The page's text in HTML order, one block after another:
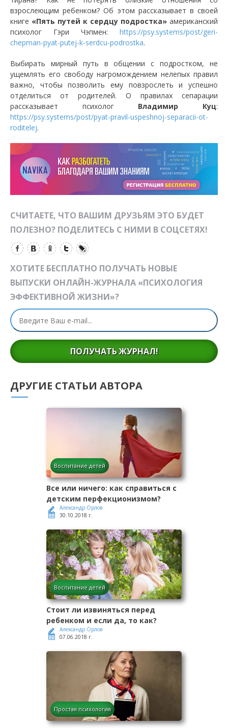
взрослеющим ребенком? Об этом рассказывает в своей
книге «Пять путей к сердцу подростка» американский
психолог Гэри Чэпмен: https://psy.systems/post/geri-
chepman-pyat-putej-k-serdcu-podrostka.
Выбирать мирный путь в общении с подростком, не
ущемлять его свободу нагромождением нелепых правил
важно, чтобы позволить ему повзрослеть и успешно
отделиться от родителей. О правилах сепарации
рассказывает психолог Владимир Куц:
https://psy.systems/post/pyat-pravil-uspeshnoj-separacii-ot-
roditelej.
СЧИТАЕТЕ, ЧТО ВАШИМ ДРУЗЬЯМ ЭТО БУДЕТ
ПОЛЕЗНО? ПОДЕЛИТЕСЬ С НИМИ В СОЦСЕТЯХ!
ХОТИТЕ БЕСПЛАТНО ПОЛУЧАТЬ НОВЫЕ
ВЫПУСКИ ОНЛАЙН-ЖУРНАЛА «ПСИХОЛОГИЯ
ЭФФЕКТИВНОЙ ЖИЗНИ»?
ПОЛУЧАТЬ ЖУРНАЛ!
ДРУГИЕ СТАТЬИ АВТОРА
Воспитание детей
Все или ничего: как справиться с
детским перфекционизмом?
Александр Орлов
30.10.2018 г.
Воспитание детей
Стоит ли извиняться перед
ребенком и если да, то как?
Александр Орлов
07.06.2018 г.
Простая психология